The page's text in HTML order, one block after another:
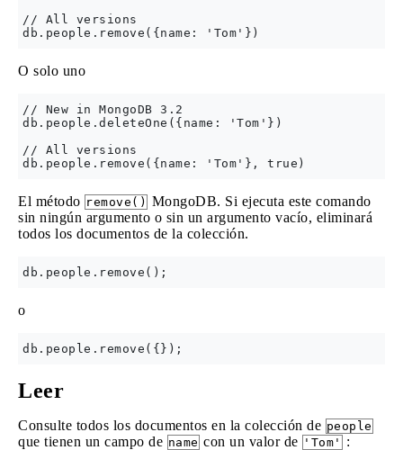
// All versions
O solo uno
// New in MongoDB 3.2
db.people.deleteOne({name: 'Tom'})
// All versions
El método remove() MongoDB. Si ejecuta este comando
sin ningún argumento o sin un argumento vacío, eliminará
todos los documentos de la colección.
o
Leer
Consulte todos los documentos en la colección de people
que tienen un campo de name con un valor de 'Tom' :